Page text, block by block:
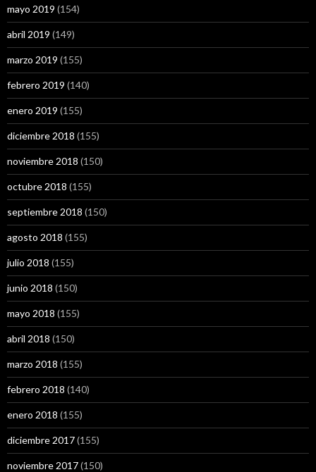
mayo 2019 (154)
abril 2019 (149)
marzo 2019 (155)
febrero 2019 (140)
enero 2019 (155)
diciembre 2018 (155)
noviembre 2018 (150)
octubre 2018 (155)
septiembre 2018 (150)
agosto 2018 (155)
julio 2018 (155)
junio 2018 (150)
mayo 2018 (155)
abril 2018 (150)
marzo 2018 (155)
febrero 2018 (140)
enero 2018 (155)
diciembre 2017(155)
noviembre 2017(150)